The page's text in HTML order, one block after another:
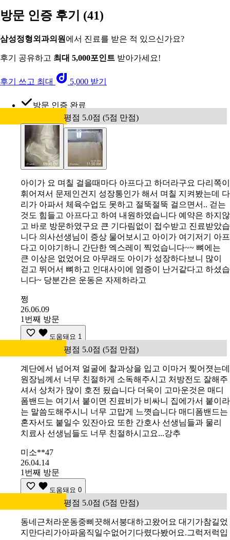
방문 인증 후기 (41)
삼성정형외과의원 에서 진료를 받은 적 있으신가요?
후기 공유하고 최대 5,000포인트 받아가세요!
후기 쓰고 최대 5,000 받기
방문 인증 완료
평점 5.0점 (5점 만점)
아이가 요 며칠 걸을때마다 아프다고 하더라구요 다리쪽이
휘어져서 문제인건지 성장통인가 해서 며칠 지켜봤는데 다
리가 아파서 체육수업도 못하고 절뚝절뚝 걸으면서.. 걷는
것도 힘들고 아프다고 하여 내원하였습니다 예약은 하지않
고 바로 방문하였구요 큰 기다림없이 접수받고 진료받았습
니다 의사선생님이 증상 물어보시고 아이가 여기저기 아프
다고 이야기하니 간단한 엑스레이 찍었습니다~~ 뼈에는
큰 이상은 없었어요 아무래도 아이가 성장하다보니 많이
걷고 뛰어서 뼈하고 인대사이에 염증이 난거같다고 하셨습
니다~ 당분간은 운동은 자제하라고
쩡
26.06.09
1번째 방문
도움돼요 1
평점 5.0점 (5점 만점)
계단에서 넘어져 얼굴에 찰과상을 입고 이마거 찢어졋는데
원장님께서 너무 친절하게 소독해주시고 처방전도 잘해주
셔서 상처가 많이 호전 됬습니다 더욱이 고마운것은 매디
폼밴드는 여기서 붙이면 진료비가 비싸니 집에가서 붙이라
는 말씀도해주시니 너무 고맙게 느꼇습니다 매디폼밴드는
혼자서도 붙일수 있잔아요 또한 간호사 선생님들과 물리
치료사 선생님들도 너무 친절하시고요...강추
미소**47
26.04.14
1번째 방문
도움돼요 0
평점 5.0점 (5점 만점)
동네근처라운동중삐끗해서붕대하고왔어요 대기가참길었
지만다리가아파움직일수없어기다렸다봤어요.그럭저럭입